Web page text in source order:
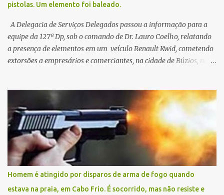
pistolas. Um elemento foi baleado.
A Delegacia de Serviços Delegados passou a informação para a
equipe da 127ª Dp, sob o comando de Dr. Lauro Coelho, relatando
a presença de elementos em um veículo Renault Kwid, cometendo
extorsões a empresários e comerciantes, na cidade de Búzios, na
fugir da cidade Buziana. Um dos detidos é policial civil e este foi
baleado na perna na troca de tiros . Na ocorrência, três armas,
pistolas e uma réplica de fuzil, foram apreendidas. O homem
baleado foi identificado como Claudio Bastos, conhecido no meio
político.
Homem é atingido por disparos de arma de fogo quando
estava na praia, em Cabo Frio. É socorrido, mas não resiste e